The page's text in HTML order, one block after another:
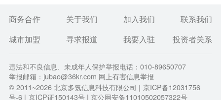
商务合作 关于我们 加入我们
联系我们
城市加盟
寻求报道 我要入驻 投资者关系
违法和不良信息、未成年人保护举报电话：010-89650707
举报邮箱：jubao@36kr.com 网上有害信息举报
© 2011~2026北京多氪信息科技有限公司 | 京ICP备12031756
号-6 | 京ICP证150143号 | 京公网安备11010502057322号